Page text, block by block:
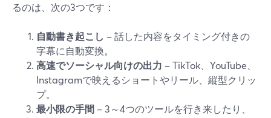
るのは、次の3つです：
自動書き起こし – 話した内容をタイミング付きの
字幕に自動変換。
高速でソーシャル向けの出力 – TikTok、YouTube、
Instagramで映えるショートやリール、縦型クリッ
プ。
最小限の手間 – 3～4つのツールを行き来したり、